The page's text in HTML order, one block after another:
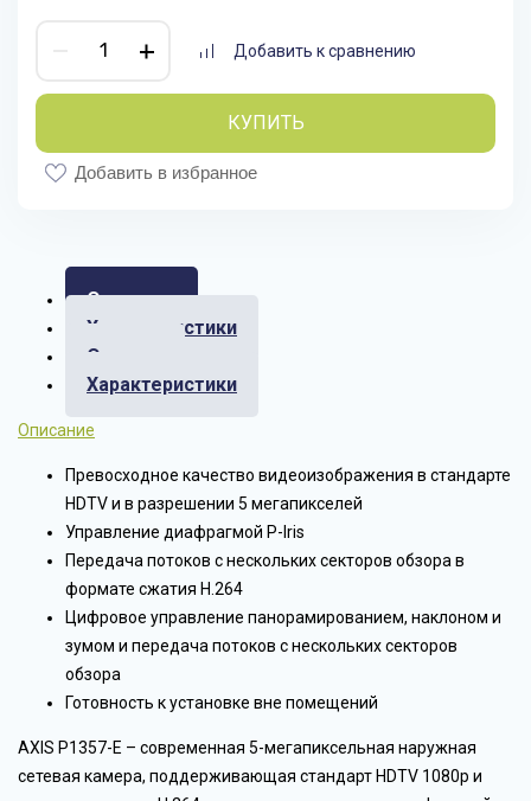
Добавить к сравнению
КУПИТЬ
Добавить в избранное
Описание
Характеристики
Отзывы
Характеристики
Описание
Превосходное качество видеоизображения в стандарте
HDTV и в разрешении 5 мегапикселей
Управление диафрагмой P-Iris
Передача потоков с нескольких секторов обзора в
формате сжатия H.264
Цифровое управление панорамированием, наклоном и
зумом и передача потоков с нескольких секторов
обзора
Готовность к установке вне помещений
AXIS P1357-Е – современная 5-мегапиксельная наружная
сетевая камера, поддерживающая стандарт HDTV 1080p и